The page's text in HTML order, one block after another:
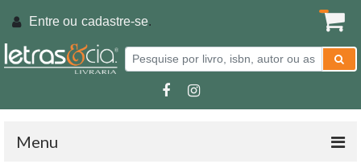
Entre ou cadastre-se.
Menu